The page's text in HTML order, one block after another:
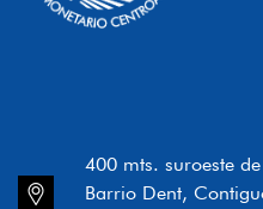
400 mts. suroeste
Barrio Dent,